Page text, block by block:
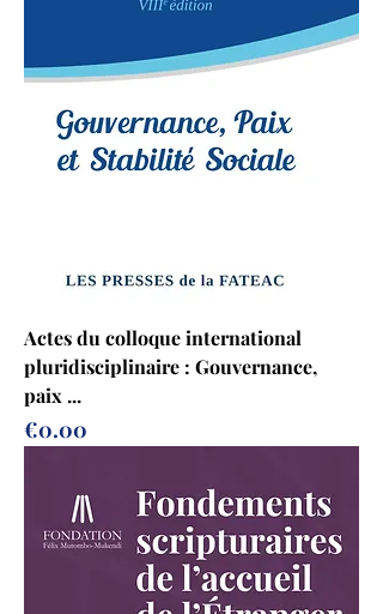
Actes du colloque international
pluridisciplinaire : Gouvernance,
paix ...
Prix
€0.00